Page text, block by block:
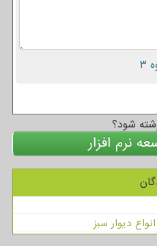
شود؟
نرم افزار
دیوار سبز